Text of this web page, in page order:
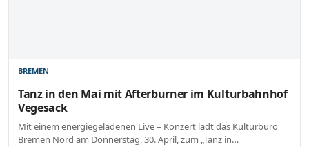
BREMEN
Tanz in den Mai mit Afterburner im Kulturbahnhof
Vegesack
Mit einem energiegeladenen Live – Konzert lädt das Kulturbüro
Bremen Nord am Donnerstag, 30. April, zum „Tanz in…